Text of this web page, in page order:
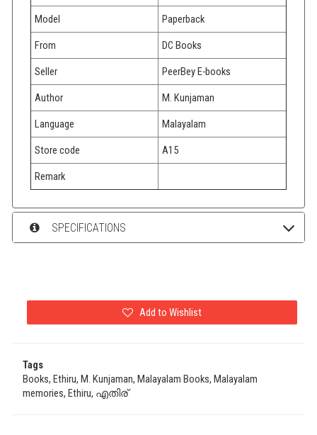
Model Paperback
From DC Books
Seller PeerBey E-books
Author M. Kunjaman
Language Malayalam
Store code A15
Remark
SPECIFICATIONS
Add to Wishlist
Tags
Books, Ethiru, M. Kunjaman, Malayalam Books, Malayalam
memories, Ethiru, എതിര്